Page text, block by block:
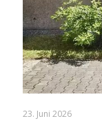
23. Juni 2026